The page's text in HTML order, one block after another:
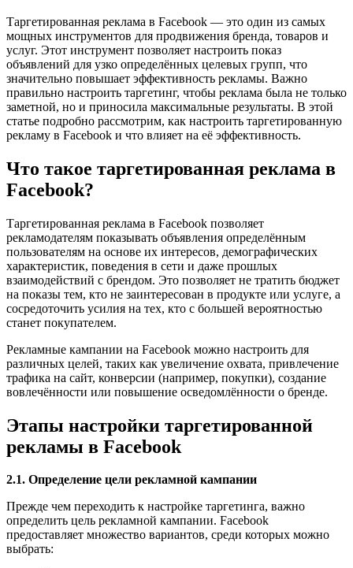
Таргетированная реклама в Facebook — это один из самых
мощных инструментов для продвижения бренда, товаров и
услуг. Этот инструмент позволяет настроить показ
объявлений для узко определённых целевых групп, что
значительно повышает эффективность рекламы. Важно
правильно настроить таргетинг, чтобы реклама была не только
заметной, но и приносила максимальные результаты. В этой
статье подробно рассмотрим, как настроить таргетированную
рекламу в Facebook и что влияет на её эффективность.
Что такое таргетированная реклама в
Facebook?
Таргетированная реклама в Facebook позволяет
рекламодателям показывать объявления определённым
пользователям на основе их интересов, демографических
характеристик, поведения в сети и даже прошлых
взаимодействий с брендом. Это позволяет не тратить бюджет
на показы тем, кто не заинтересован в продукте или услуге, а
сосредоточить усилия на тех, кто с большей вероятностью
станет покупателем.
Рекламные кампании на Facebook можно настроить для
различных целей, таких как увеличение охвата, привлечение
трафика на сайт, конверсии (например, покупки), создание
вовлечённости или повышение осведомлённости о бренде.
Этапы настройки таргетированной
рекламы в Facebook
2.1. Определение цели рекламной кампании
Прежде чем переходить к настройке таргетинга, важно
определить цель рекламной кампании. Facebook
предоставляет множество вариантов, среди которых можно
выбрать: